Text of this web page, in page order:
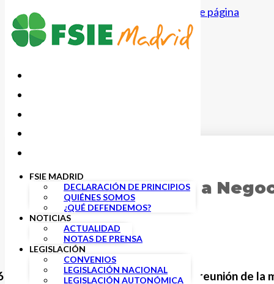
Saltar al contenido principal Saltar al pie de página
FSIE MADRID
DECLARACIÓN DE PRINCIPIOS
QUIÉNES SOMOS
¿QUÉ DEFENDEMOS?
NOTICIAS
ACTUALIDAD
NOTAS DE PRENSA
LEGISLACIÓN
CONVENIOS
LEGISLACIÓN NACIONAL
LEGISLACIÓN AUTONÓMICA
Reunión de la Mesa
Investigación
de septiembre tuvo lugar una nueva reunión de la